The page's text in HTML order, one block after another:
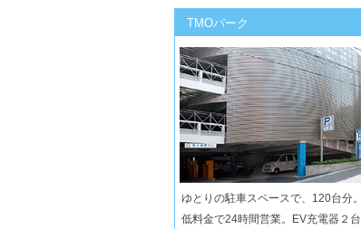
TMOパーク
ゆとりの駐車スペースで、120台分。
低料金で24時間営業。EV充電器２台